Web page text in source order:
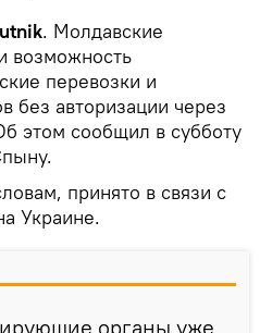
. Молдавские
возможность
перевозки и
без авторизации через
этом сообщил в субботу
принято в связи с
Украине.
органы уже